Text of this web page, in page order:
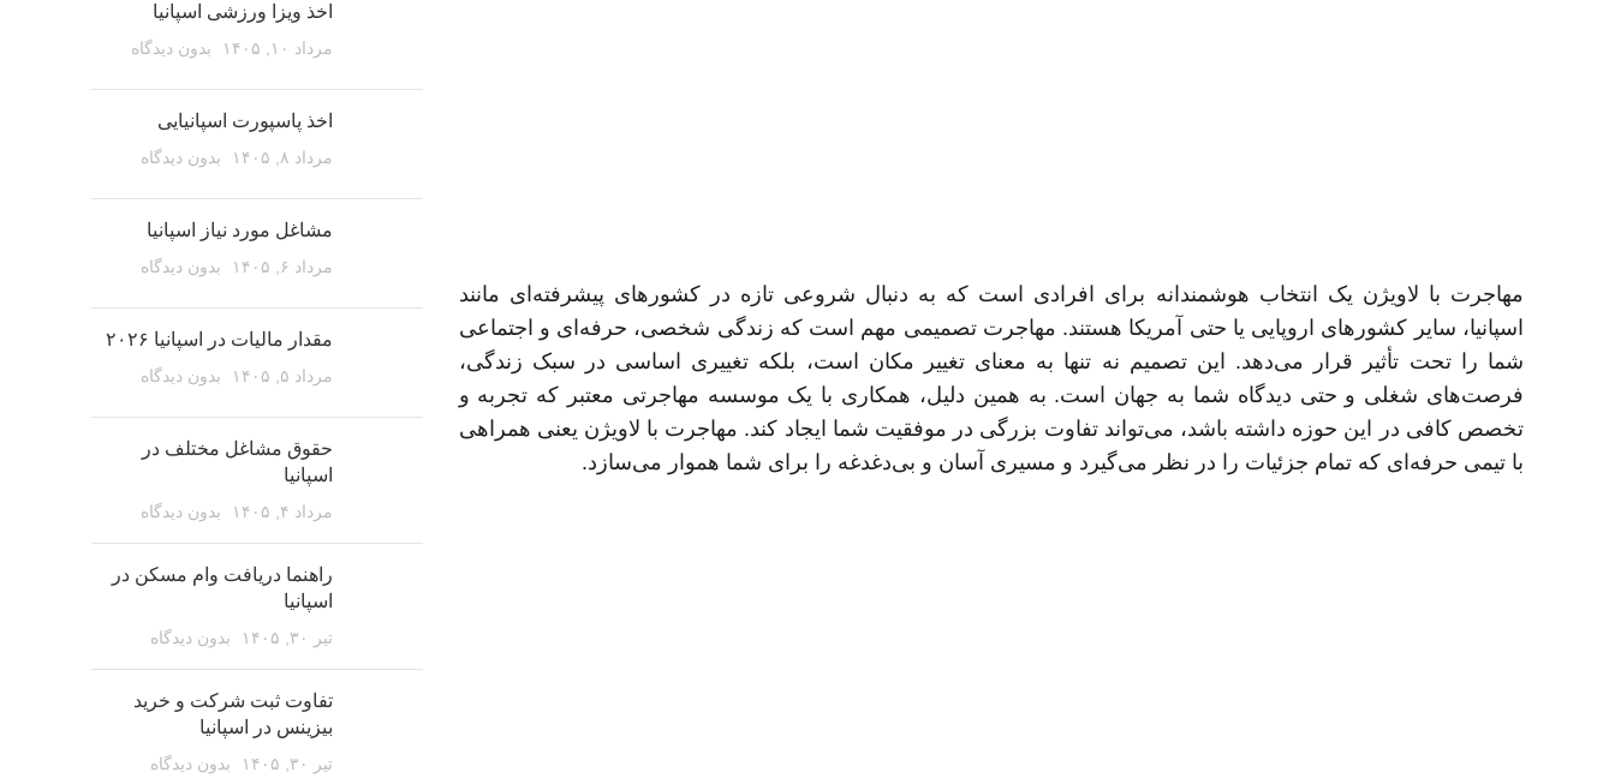
مهاجرت با لاویژن یک انتخاب هوشمندانه برای افرادی است که به دنبال شروعی تازه در کشورهای پیشرفته‌ای مانند
اسپانیا، سایر کشورهای اروپایی یا حتی آمریکا هستند. مهاجرت تصمیمی مهم است که زندگی شخصی، حرفه‌ای و اجتماعی
شما را تحت تأثیر قرار می‌دهد. این تصمیم نه تنها به معنای تغییر مکان است، بلکه تغییری اساسی در سبک زندگی،
فرصت‌های شغلی و حتی دیدگاه شما به جهان است. به همین دلیل، همکاری با یک موسسه مهاجرتی معتبر که تجربه و
تخصص کافی در این حوزه داشته باشد، می‌تواند تفاوت بزرگی در موفقیت شما ایجاد کند. مهاجرت با لاویژن یعنی همراهی
با تیمی حرفه‌ای که تمام جزئیات را در نظر می‌گیرد و مسیری آسان و بی‌دغدغه را برای شما هموار می‌سازد.
اخذ ویزا ورزشی اسپانیا
مرداد ۱۰, ۱۴۰۵ بدون دیدگاه
اخذ پاسپورت اسپانیایی
مرداد ۸, ۱۴۰۵ بدون دیدگاه
مشاغل مورد نیاز اسپانیا
مرداد ۶, ۱۴۰۵ بدون دیدگاه
مقدار مالیات در اسپانیا ۲۰۲۶
مرداد ۵, ۱۴۰۵ بدون دیدگاه
حقوق مشاغل مختلف در
اسپانیا
مرداد ۴, ۱۴۰۵ بدون دیدگاه
راهنما دریافت وام مسکن در
اسپانیا
تیر ۳۰, ۱۴۰۵ بدون دیدگاه
تفاوت ثبت شرکت و خرید
بیزینس در اسپانیا
تیر ۳۰, ۱۴۰۵ بدون دیدگاه